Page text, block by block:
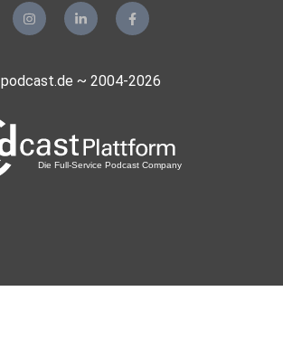
podcast.de ~ 2004-2026